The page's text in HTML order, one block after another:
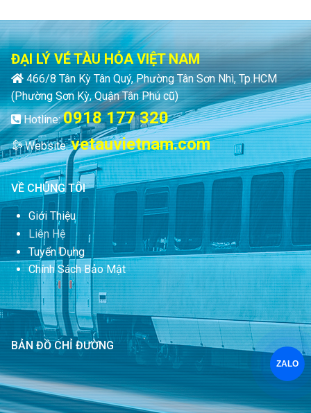
ĐẠI LÝ VÉ TÀU HỎA VIỆT NAM
466/8 Tân Kỳ Tân Quý, Phường Tân Sơn Nhì, Tp.HCM
(Phường Sơn Kỳ, Quận Tân Phú cũ)
Hotline:0918 177 320
Website:vetauvietnam.com
VỀ CHÚNG TÔI
Giới Thiệu
Liên Hệ
Tuyển Dụng
Chính Sách Bảo Mật
BẢN ĐỒ CHỈ ĐƯỜNG
ZALO